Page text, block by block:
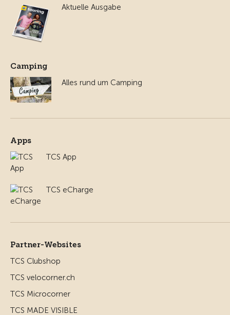
Aktuelle Ausgabe
Camping
Alles rund um Camping
Apps
TCS App
TCS eCharge
Partner-Websites
TCS Clubshop
TCS velocorner.ch
TCS Microcorner
TCS MADE VISIBLE